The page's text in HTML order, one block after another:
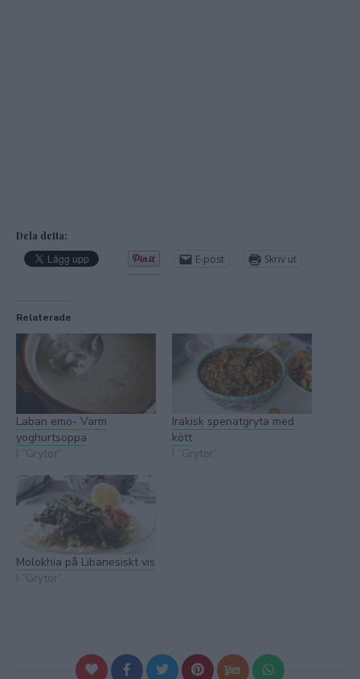
Dela detta:
E-post Skriv ut
Relaterade
Laban emo- Varm
yoghurtsoppa
I ”Grytor”
Irakisk spenatgryta med
kött
I ”Grytor”
Molokhia på Libanesiskt vis
I ”Grytor”